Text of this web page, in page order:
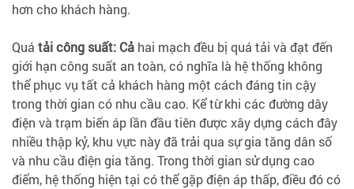
hơn cho khách hàng.
Quá tải công suất: Cả hai mạch đều bị quá tải và đạt đến
giới hạn công suất an toàn, có nghĩa là hệ thống không
thể phục vụ tất cả khách hàng một cách đáng tin cậy
trong thời gian có nhu cầu cao. Kể từ khi các đường dây
điện và trạm biến áp lần đầu tiên được xây dựng cách đây
nhiều thập kỷ, khu vực này đã trải qua sự gia tăng dân số
và nhu cầu điện gia tăng. Trong thời gian sử dụng cao
điểm, hệ thống hiện tại có thể gặp điện áp thấp, điều đó có